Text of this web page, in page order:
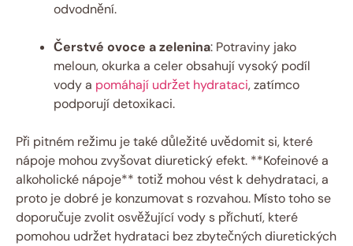
odvodnění.
Čerstvé ovoce a zelenina: Potraviny jako
meloun, okurka a celer obsahují vysoký podíl
vody a pomáhají udržet hydrataci, zatímco
podporují detoxikaci.
Při pitném režimu je také důležité uvědomit si, které
nápoje mohou zvyšovat diuretický efekt. **Kofeinové a
alkoholické nápoje** totiž mohou vést k dehydrataci, a
proto je dobré je konzumovat s rozvahou. Místo toho se
doporučuje zvolit osvěžující vody s příchutí, které
pomohou udržet hydrataci bez zbytečných diuretických